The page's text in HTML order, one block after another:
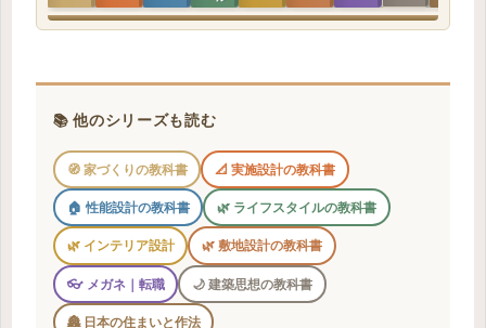
📚 他のシリーズも読む
🧭 家づくりの教科書 📐 実施設計の教科書
🏠 性能設計の教科書 🌿 ライフスタイルの教科書
🌿 インテリア設計 🌿 敷地設計の教科書
👓 メガネ｜転職 🌙 建築思想の教科書
🏯 日本の住まいと作法